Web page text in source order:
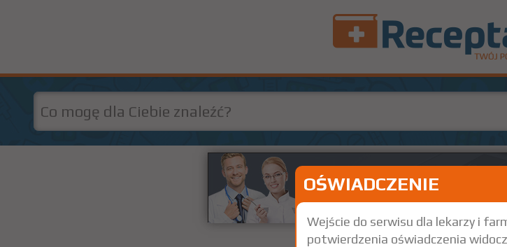
OŚWIADCZENIE
Wejście do serwisu dla lekarzy i
potwierdzenia oświadczenia